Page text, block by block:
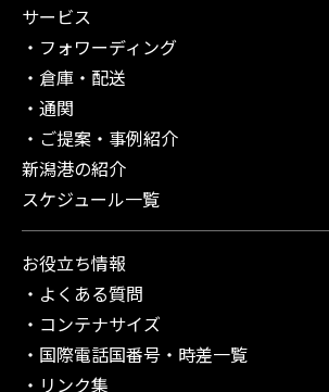
サービス
フォワーディング
倉庫・配送
通関
ご提案・事例紹介
新潟港の紹介
スケジュール一覧
お役立ち情報
よくある質問
コンテナサイズ
国際電話国番号・時差一覧
リンク集